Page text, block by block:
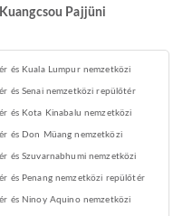
Pajjüni
és Kuala Lumpur nemzetközi
és Senai nemzetközi repülőtér
és Kota Kinabalu nemzetközi
és Don Müang nemzetközi
és Szuvarnabhumi nemzetközi
és Penang nemzetközi repülőtér
és Ninoy Aquino nemzetközi